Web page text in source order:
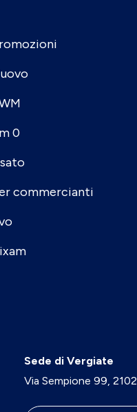
0
commercianti
Sede di Vergiate
Via Sempione 99,